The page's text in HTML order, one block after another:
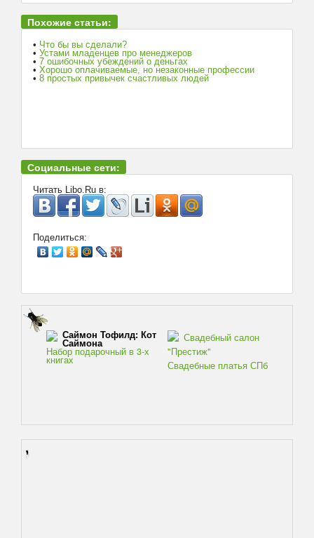
Похожие статьи:
• Что бы вы сделали?
• Устами младенцев про менеджеров
• 7 ошибочных убеждений о деньгах
• Хорошо оплачиваемые, но незаконные профессии
• 8 простых привычек счастливых людей
Социальные сети:
Читать Libo.Ru в:
Поделиться:
Саймон Тофилд: Кот
Саймона
Набор подарочный в 3-х
книгах
Свадебный салон
"Престиж"
Свадебные платья СПб